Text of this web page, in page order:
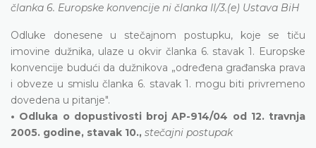
članka 6. Europske konvencije ni članka II/3.(e) Ustava BiH
Odluke donesene u stečajnom postupku, koje se tiču
imovine dužnika, ulaze u okvir članka 6. stavak 1. Europske
konvencije budući da dužnikova „određena građanska prava
i obveze u smislu članka 6. stavak 1. mogu biti privremeno
dovedena u pitanje".
• Odluka o dopustivosti broj AP-914/04 od 12. travnja
2005. godine, stavak 10., stečajni postupak